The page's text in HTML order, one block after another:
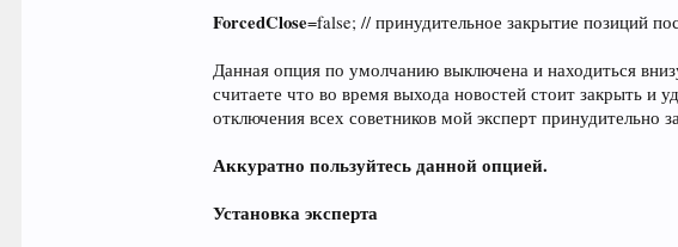
ForcedClose=false; // принудительное закрытие позиций
Данная опция по умолчанию выключена и находиться
считаете что во время выхода новостей стоит закрыть и
отключения всех советников мой эксперт принудительно
Аккуратно пользуйтесь данной опцией.
Установка эксперта